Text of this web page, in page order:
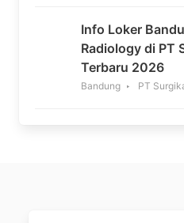
Info Loker
Radiology di PT
Terbaru 2026
Bandung PT